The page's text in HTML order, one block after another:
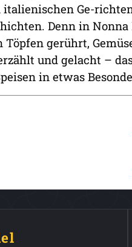
Ge-
Denn in
gerührt,
und gelacht –
in etwas